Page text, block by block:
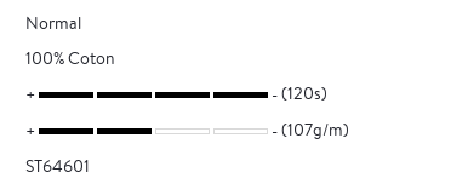
Normal
100% Coton
(120s)
(107g/m)
ST64601